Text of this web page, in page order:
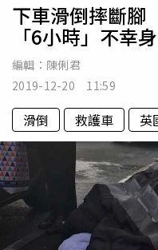
下車滑倒摔斷
「6小時」不幸
編輯： 陳俐君
2019-12-20 11:59
滑倒 救護車 英